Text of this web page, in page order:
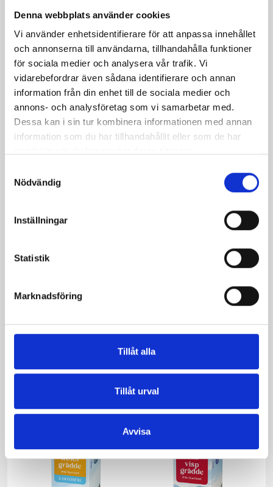
Denna webbplats använder cookies
Vi använder enhetsidentifierare för att anpassa innehållet
och annonserna till användarna, tillhandahålla funktioner
för sociala medier och analysera vår trafik. Vi
vidarebefordrar även sådana identifierare och annan
information från din enhet till de sociala medier och
annons- och analysföretag som vi samarbetar med.
Dessa kan i sin tur kombinera informationen med annan
information som du har tillhandahållit eller som de har
Nödvändig
Inställningar
Statistik
Marknadsföring
Tillåt alla
Tillåt urval
Avvisa
Kycklingmacka
Produkter i receptet:
Verum® filmjölk
Verum® filmjölk